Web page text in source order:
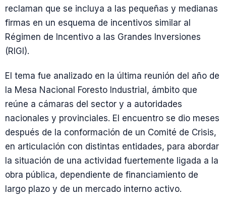
reclaman que se incluya a las pequeñas y medianas
firmas en un esquema de incentivos similar al
Régimen de Incentivo a las Grandes Inversiones
(RIGI).
El tema fue analizado en la última reunión del año de
la Mesa Nacional Foresto Industrial, ámbito que
reúne a cámaras del sector y a autoridades
nacionales y provinciales. El encuentro se dio meses
después de la conformación de un Comité de Crisis,
en articulación con distintas entidades, para abordar
la situación de una actividad fuertemente ligada a la
obra pública, dependiente de financiamiento de
largo plazo y de un mercado interno activo.